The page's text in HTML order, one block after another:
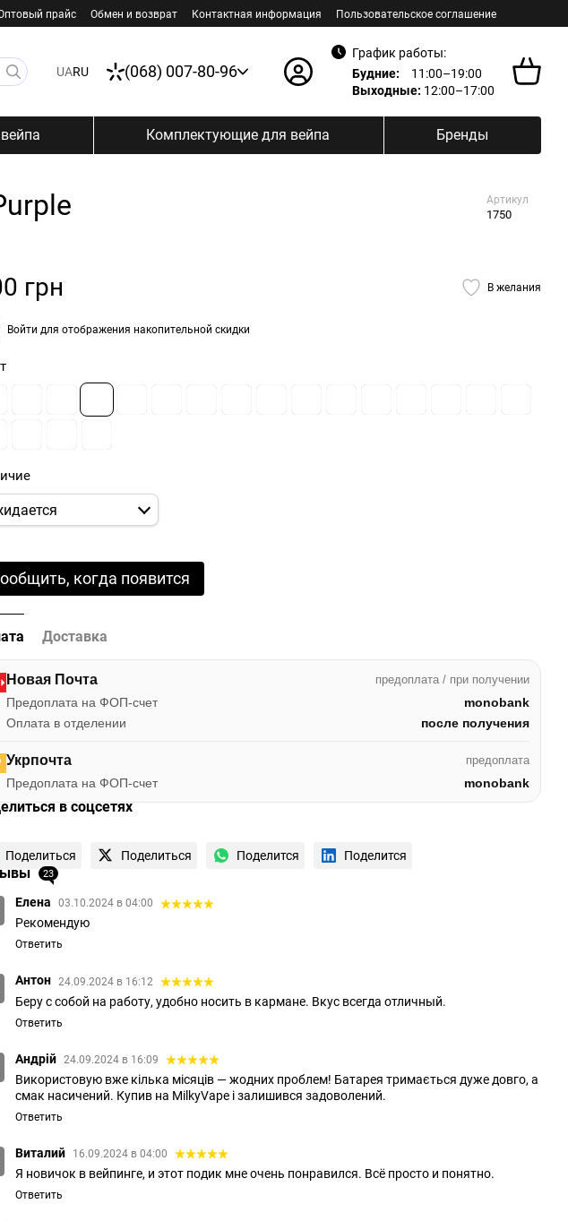
прайс Обмен и возврат Контактная информация Пользовательское соглашение
UARU (068) 007-80-96
График работы:
Будние:
11:00–19:00
Выходные: 12:00–17:00
Комплектующие для вейпа Бренды
Артикул
1750
грн В желания
Войти для отображения накопительной скидки
когда появится
Доставка
Новая Почта предоплата / при получении
Предоплата на ФОП-счет
monobank
Оплата в отделении
после получения
Укрпочта предоплата
Предоплата на ФОП-счет monobank
в соцсетях
Поделиться Поделиться Поделится Поделится
23
Елена 03.10.2024 в 04:00
Рекомендую
Ответить
Антон 24.09.2024 в 16:12
Беру с собой на работу, удобно носить в кармане. Вкус всегда отличный.
Ответить
Андрій 24.09.2024 в 16:09
Використовую вже кілька місяців — жодних проблем! Батарея тримається дуже довго, а
смак насичений. Купив на MilkyVape і залишився задоволений.
Ответить
Виталий 16.09.2024 в 04:00
Я новичок в вейпинге, и этот подик мне очень понравился. Всё просто и понятно.
Ответить